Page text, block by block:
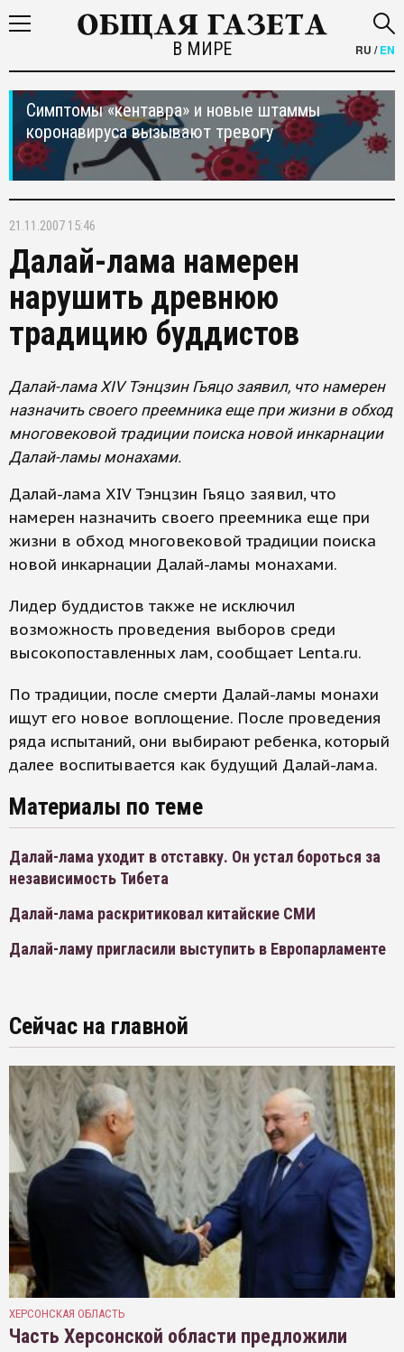
В МИРЕ RU /EN
Симптомы «кентавра» и новые штаммы
коронавируса вызывают тревогу
21.11.2007 15:46
Далай-лама намерен
нарушить древнюю
традицию буддистов
Далай-лама XIV Тэнцзин Гьяцо заявил, что намерен
назначить своего преемника еще при жизни в обход
многовековой традиции поиска новой инкарнации
Далай-ламы монахами.
Далай-лама XIV Тэнцзин Гьяцо заявил, что
намерен назначить своего преемника еще при
жизни в обход многовековой традиции поиска
новой инкарнации Далай-ламы монахами.
Лидер буддистов также не исключил
возможность проведения выборов среди
высокопоставленных лам, сообщает Lenta.ru.
По традиции, после смерти Далай-ламы монахи
ищут его новое воплощение. После проведения
ряда испытаний, они выбирают ребенка, который
далее воспитывается как будущий Далай-лама.
Материалы по теме
Далай-лама уходит в отставку. Он устал бороться за
независимость Тибета
Далай-лама раскритиковал китайские СМИ
Далай-ламу пригласили выступить в Европарламенте
Сейчас на главной
ХЕРСОНСКАЯ ОБЛАСТЬ
Часть Херсонской области предложили